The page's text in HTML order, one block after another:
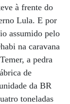
à frente do
Lula. E por
assumido pelo
na caravana
a pedra
de
da BR
toneladas